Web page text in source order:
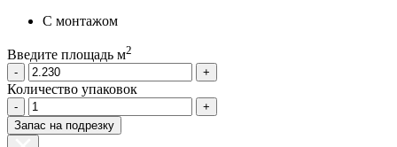
С монтажом
Введите площадь м2
-
+
Количество упаковок
-
+
Запас на подрезку